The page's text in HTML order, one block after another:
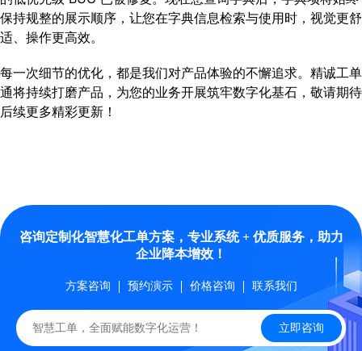
保持规整的展示顺序，让您在字典信息检索与使用时，视觉更舒
适、操作更高效。
每一次细节的优化，都是我们对产品体验的不懈追求。精诚工单
通将持续打磨产品，为您的业务开展筑牢数字化基石，敬请期待
后续更多精彩更新！
咨询定制化智慧化工单方案，专业系统 + 优质服务，助力
企业降本增效！
方案咨询 预约演示 价格咨询 联系我们
立即咨询